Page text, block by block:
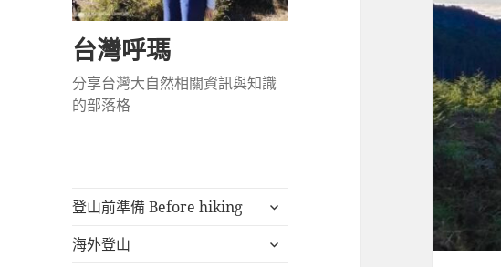
台灣呼瑪
分享台灣大自然相關資訊與知識
的部落格
登山前準備 Before hiking
展
子
海外登山
展